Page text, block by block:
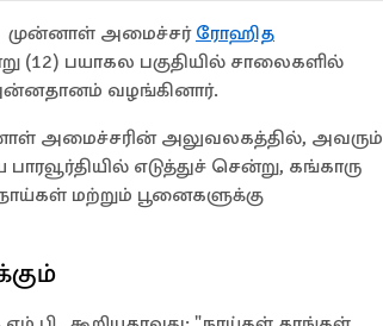
முன்னாள் அமைச்சர் ரோஹித
(12) பயாகல பகுதியில் சாலைகளில்
அன்னதானம் வழங்கினார்.
அமைச்சரின் அலுவலகத்தில், அவரும்
எடுத்துச் சென்று, கங்காரு
நாய்கள் மற்றும் பூனைகளுக்கு